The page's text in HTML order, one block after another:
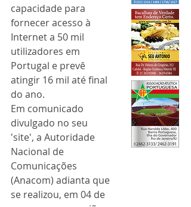
capacidade para
fornecer acesso à
Internet a 50 mil
utilizadores em
Portugal e prevê
atingir 16 mil até final
do ano.
Em comunicado
divulgado no seu
'site', a Autoridade
Nacional de
Comunicações
(Anacom) adianta que
se realizou, em 04 de